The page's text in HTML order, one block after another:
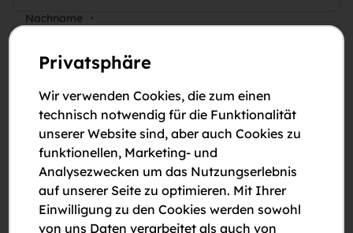
Nachname *
E-Mail-Adresse
Telefonnummer *
Anmerkungen
Privatsphäre
Wir verwenden Cookies, die zum einen
technisch notwendig für die Funktionalität
unserer Website sind, aber auch Cookies zu
funktionellen, Marketing- und
Analysezwecken um das Nutzungserlebnis
auf unserer Seite zu optimieren. Mit Ihrer
Einwilligung zu den Cookies werden sowohl
von uns Daten verarbeitet als auch von